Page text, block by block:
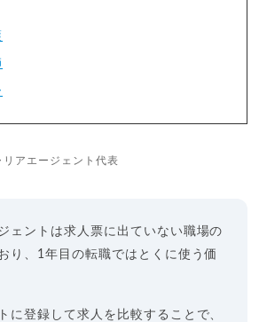
リアエージェント代表
ェントは求人票に出ていない職場の
り、1年目の転職ではとくに使う価
に登録して求人を比較することで、